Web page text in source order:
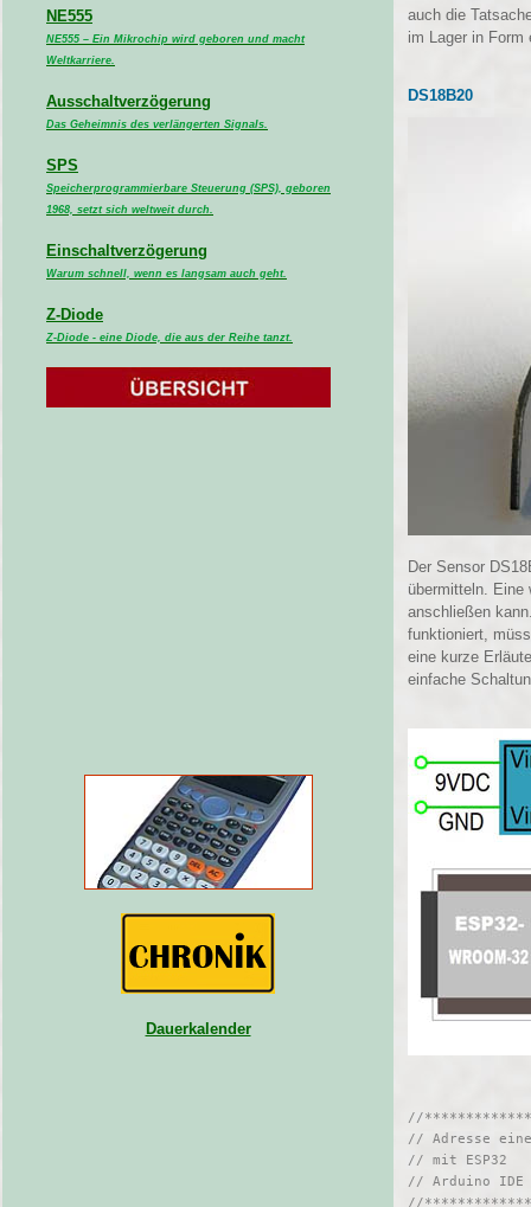
NE555
NE555 – Ein Mikrochip wird geboren und macht
Weltkarriere.
Ausschaltverzögerung
Das Geheimnis des verlängerten Signals.
SPS
Speicherprogrammierbare Steuerung (SPS), geboren
1968, setzt sich weltweit durch.
Einschaltverzögerung
Warum schnell, wenn es langsam auch geht.
Z-Diode
Z-Diode - eine Diode, die aus der Reihe tanzt.
Dauerkalender
auch die
im Lager in Form
DS18B20
Der Sensor
übermitteln. Eine
anschließen
funktioniert,
eine kurze
einfache
//
// Adresse
// mit ESP32
// Arduino IDE
//